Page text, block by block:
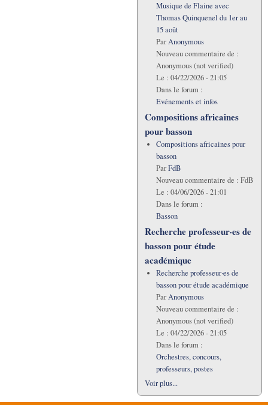
Musique de Flaine avec
Thomas Quinquenel du 1er au
15 août
ParAnonymous
Nouveau commentaire de :
Anonymous (not verified)
Le : 04/22/2026 - 21:05
Dans le forum :
Evénements et infos
Compositions africaines
pour basson
Compositions africaines pour
basson
ParFdB
Nouveau commentaire de : FdB
Le : 04/06/2026 - 21:01
Dans le forum :
Basson
Recherche professeur·es de
basson pour étude
académique
Recherche professeur·es de
basson pour étude académique
ParAnonymous
Nouveau commentaire de :
Anonymous (not verified)
Le : 04/22/2026 - 21:05
Dans le forum :
Orchestres, concours,
professeurs, postes
Voir plus...